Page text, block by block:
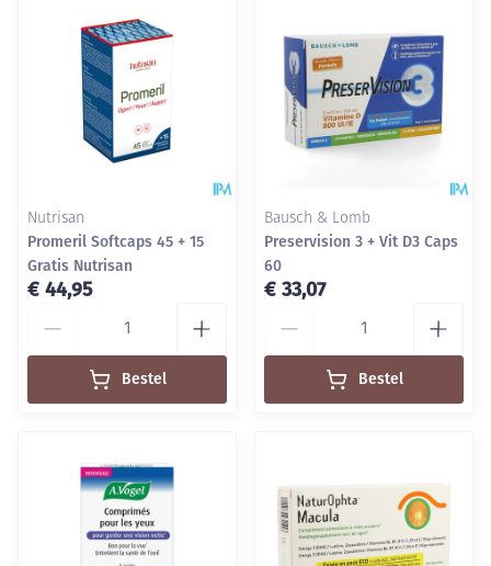
Nutrisan
Promeril Softcaps 45 + 15
Gratis Nutrisan
€ 44,95
Bestel
Bausch & Lomb
Preservision 3 + Vit D3 Caps
60
€ 33,07
Bestel